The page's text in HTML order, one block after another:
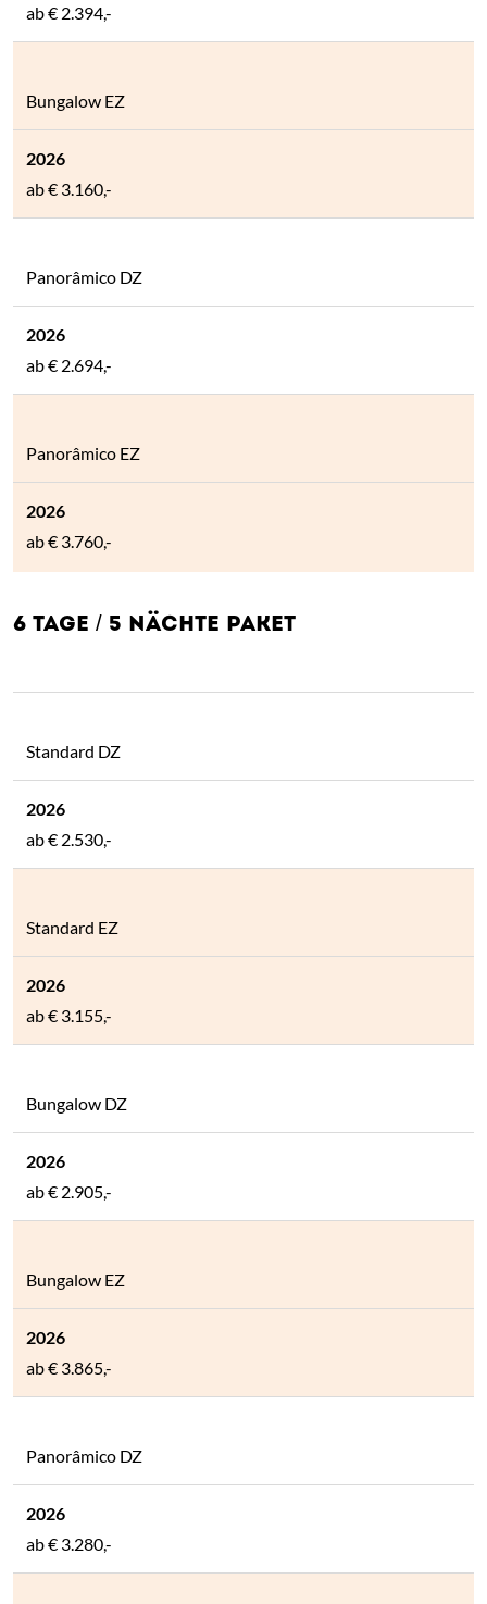
ab€ 2.394,-
Bungalow EZ
ab€ 3.160,-
Panorâmico DZ
ab€ 2.694,-
Panorâmico EZ
ab€ 3.760,-
6 TAGE / 5 NÄCHTE PAKET
Standard DZ
ab€ 2.530,-
Standard EZ
ab€ 3.155,-
Bungalow DZ
ab€ 2.905,-
Bungalow EZ
ab€ 3.865,-
Panorâmico DZ
ab€ 3.280,-